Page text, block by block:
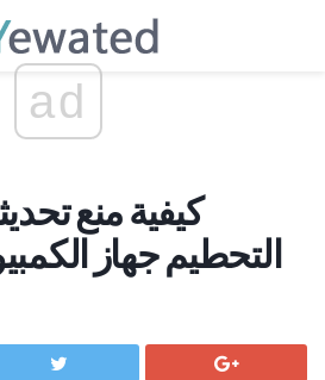
ad
كيفية منع
التحطيم جهاز